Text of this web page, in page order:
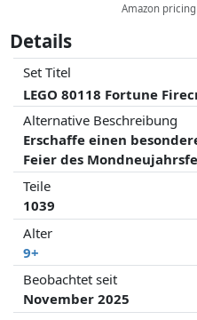
Amazon
Details
Set Titel
LEGO 80118 Fortune
Alternative Beschreibung
Erschaffe einen
Feier des
Teile
1039
Alter
9+
Beobachtet seit
November 2025